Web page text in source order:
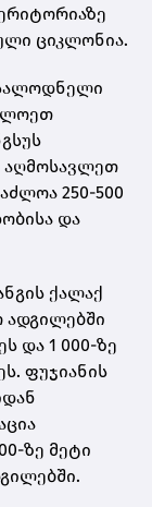
ციკლონია.
აღმოსავლეთ
250-500
და
ქალაქ
ადგილებში
და 1 000-ზე
ფუჯიანის
ზე მეტი